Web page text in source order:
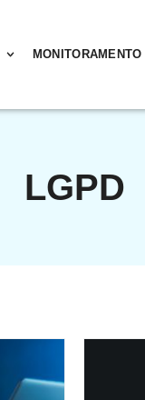
MONITORAMENTO
LGPD